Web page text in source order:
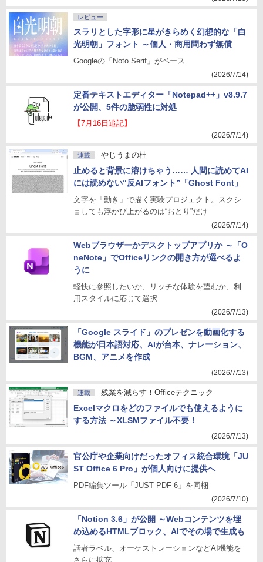
レビュー
スラリとした字形に星がきらめく幻想的な「白
光明朝」フォント ～個人・商用問わず無償
Googleの「Noto Serif」がベース
(2026/7/14)
定番テキストエディター「Notepad++」v8.9.7
が公開、5件の脆弱性に対処
【7月16日追記】
(2026/7/14)
連載 やじうまの杜
止めると背景に溶けちゃう…… 人間に読めてAI
には読めない“反AIフォント”「Ghost Font」
文字を「動き」で描く実験プロジェクト。スクシ
ョしても浮かび上がるのは“おとり”だけ
(2026/7/14)
Webブラウザーかデスクトップアプリか ～「O
neNote」でOfficeリンクの開き方が選べるよ
うに
軽快に参照したいか、リッチな体験を望むか、利
用スタイルに応じて選択
(2026/7/13)
「Google スライド」のプレゼンを動画化する
機能が日本語対応、AIが台本、ナレーション、
BGM、アニメを作成
(2026/7/13)
連載 残業を減らす！Officeテクニック
Excelマクロをどのファイルでも使えるように
する方法 ～XLSMファイル不要！
(2026/7/13)
官公庁や企業向けだったオフィス統合環境「JU
ST Office 6 Pro」が個人向けに提供へ
PDF編集ツール「JUST PDF 6」を同梱
(2026/7/10)
「Notion 3.6」が公開 ～Webコンテンツを埋
め込めるHTMLブロック、AIでその場で生成も
話者ラベル、オーケストレーションなどAI機能を
さらに拡充